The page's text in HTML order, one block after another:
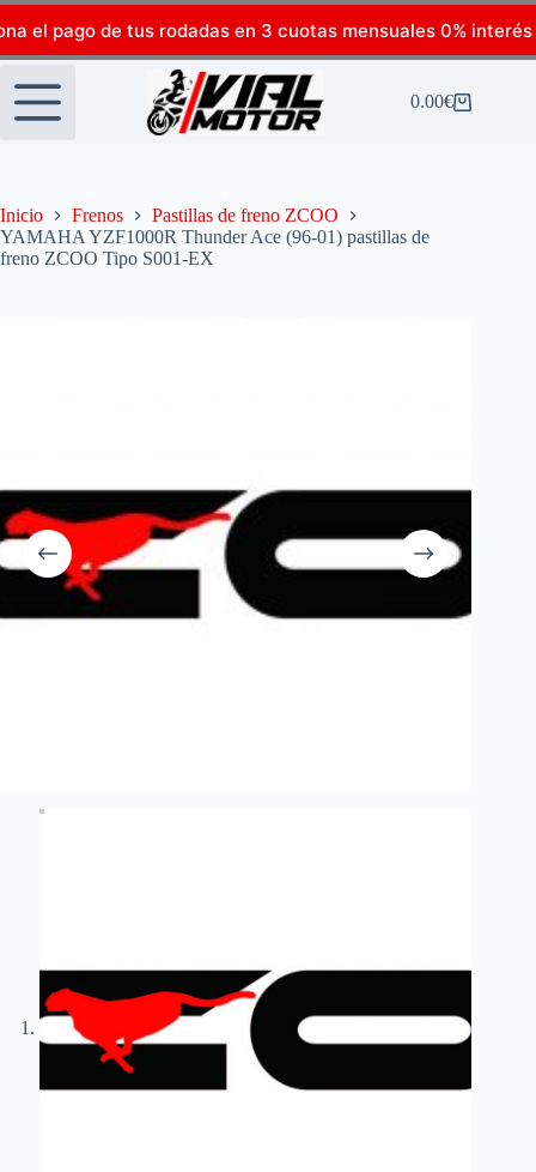
el pago de tus rodadas en 3 cuotas mensuales 0% interés
0.00€
Inicio Frenos
Pastillas de freno ZCOO
YAMAHA YZF1000R Thunder Ace (96-01) pastillas de
freno ZCOO Tipo S001-EX